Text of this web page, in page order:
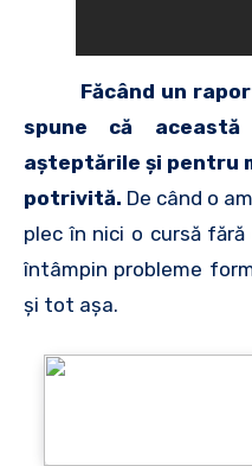
Făcând un
spune că
aşteptările şi pentru
potrivită. De când o
plec în nici o cursă
întâmpin probleme
şi tot aşa.